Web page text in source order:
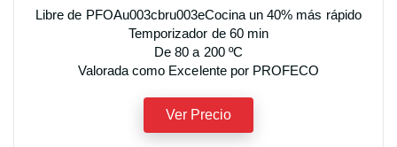
Libre de PFOAu003cbru003eCocina un 40% más rápido
Temporizador de 60 min
De 80 a 200 ºC
Valorada como Excelente por PROFECO
Ver Precio